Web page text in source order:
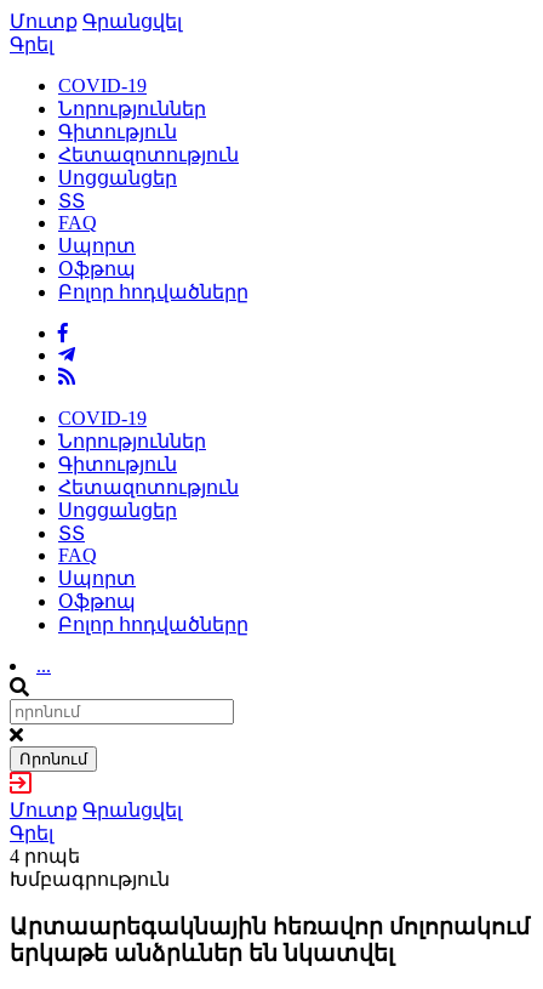
Մուտք Գրանցվել
Գրել
COVID-19
Նորություններ
Գիտություն
Հետազոտություն
Սոցցանցեր
ՏՏ
FAQ
Սպորտ
Օֆթոպ
Բոլոր հոդվածները
COVID-19
Նորություններ
Գիտություն
Հետազոտություն
Սոցցանցեր
ՏՏ
FAQ
Սպորտ
Օֆթոպ
Բոլոր հոդվածները
...
Որոնում
Մուտք Գրանցվել
Գրել
4 րոպե
Խմբագրություն
Արտաարեգակնային հեռավոր մոլորակում
երկաթե անձրևներ են նկատվել